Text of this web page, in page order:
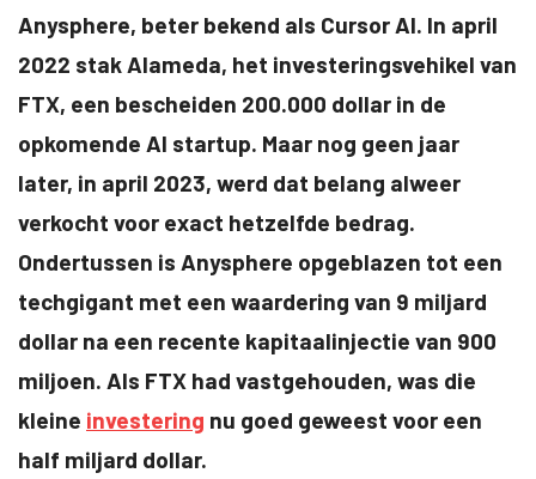
Anysphere, beter bekend als Cursor AI. In april
2022 stak Alameda, het investeringsvehikel van
FTX, een bescheiden 200.000 dollar in de
opkomende AI startup. Maar nog geen jaar
later, in april 2023, werd dat belang alweer
verkocht voor exact hetzelfde bedrag.
Ondertussen is Anysphere opgeblazen tot een
techgigant met een waardering van 9 miljard
dollar na een recente kapitaalinjectie van 900
miljoen. Als FTX had vastgehouden, was die
kleine investering nu goed geweest voor een
half miljard dollar.